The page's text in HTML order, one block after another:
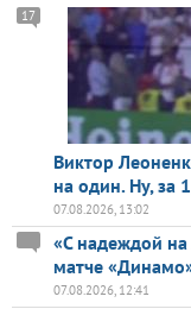
Виктор
на один. Ну, за
17
07.08.2026, 13:02
«С надеждой
матче
07.08.2026, 12:41